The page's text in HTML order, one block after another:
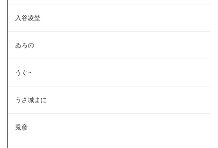
入谷凌埜
ゐろの
うぐ~
うさ城まに
兎彦